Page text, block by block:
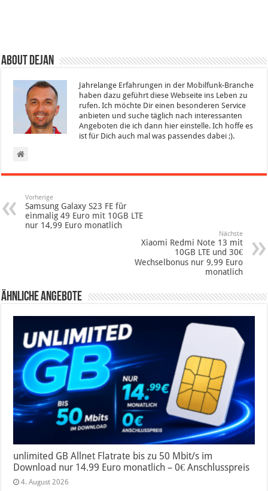
About Dejan
Jahrelange Erfahrungen in der Mobilfunk-Branche
haben dazu geführt diese Webseite ins Leben zu
rufen. Ich möchte Dir einen besonderen Service
anbieten und suche täglich nach interessanten
Angeboten die ich dann hier einstelle. Ich hoffe es
ist für Dich auch mal was passendes dabei ;).
Vorherige
Samsung Galaxy S23 FE für
einmalig 49 Euro mit 10GB LTE
nur 14,99 Euro monatlich
Nächste
Xiaomi Redmi Note 13 mit
10GB LTE und 30€
Wechselbonus nur 9,99 Euro
monatlich
Ähnliche Angebote
unlimited GB Allnet Flatrate bis zu 50 Mbit/s im
Download nur 14.99 Euro monatlich – 0€ Anschlusspreis
4. August 2026